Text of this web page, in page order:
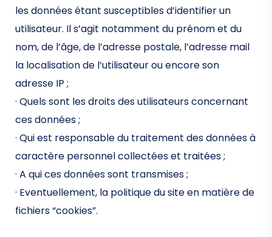
les données étant susceptibles d’identifier un
utilisateur. Il s’agit notamment du prénom et du
nom, de l’âge, de l’adresse postale, l’adresse mail
la localisation de l’utilisateur ou encore son
adresse IP ;
· Quels sont les droits des utilisateurs concernant
ces données ;
· Qui est responsable du traitement des données à
caractère personnel collectées et traitées ;
· A qui ces données sont transmises ;
· Eventuellement, la politique du site en matière de
fichiers “cookies”.